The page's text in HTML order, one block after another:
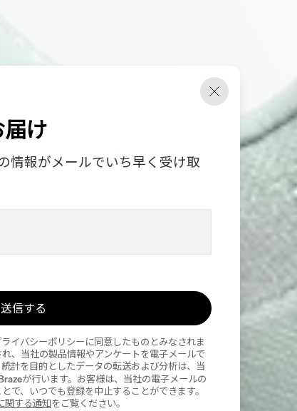
け
情報がメールでいち早く受け取
送信する
イバシーポリシーに同意したものとみなされま
、当社の製品情報やアンケートを電子メールで
計を目的としたデータの転送および分析は、当
が行います。お客様は、当社の電子メールの
で、いつでも登録を中止することができます。
関する通知をご覧ください。